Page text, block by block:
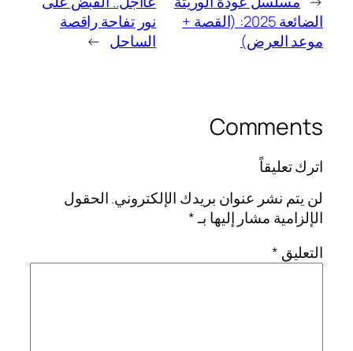
الضائعة 2025: (القصة +
موعد العرض)
نور تفاحة راقصة
الساحل →
Comments
اترك تعليقاً
لن يتم نشر عنوان بريدك الإلكتروني.الحقول
الإلزامية مشار إليها بـ*
التعليق *